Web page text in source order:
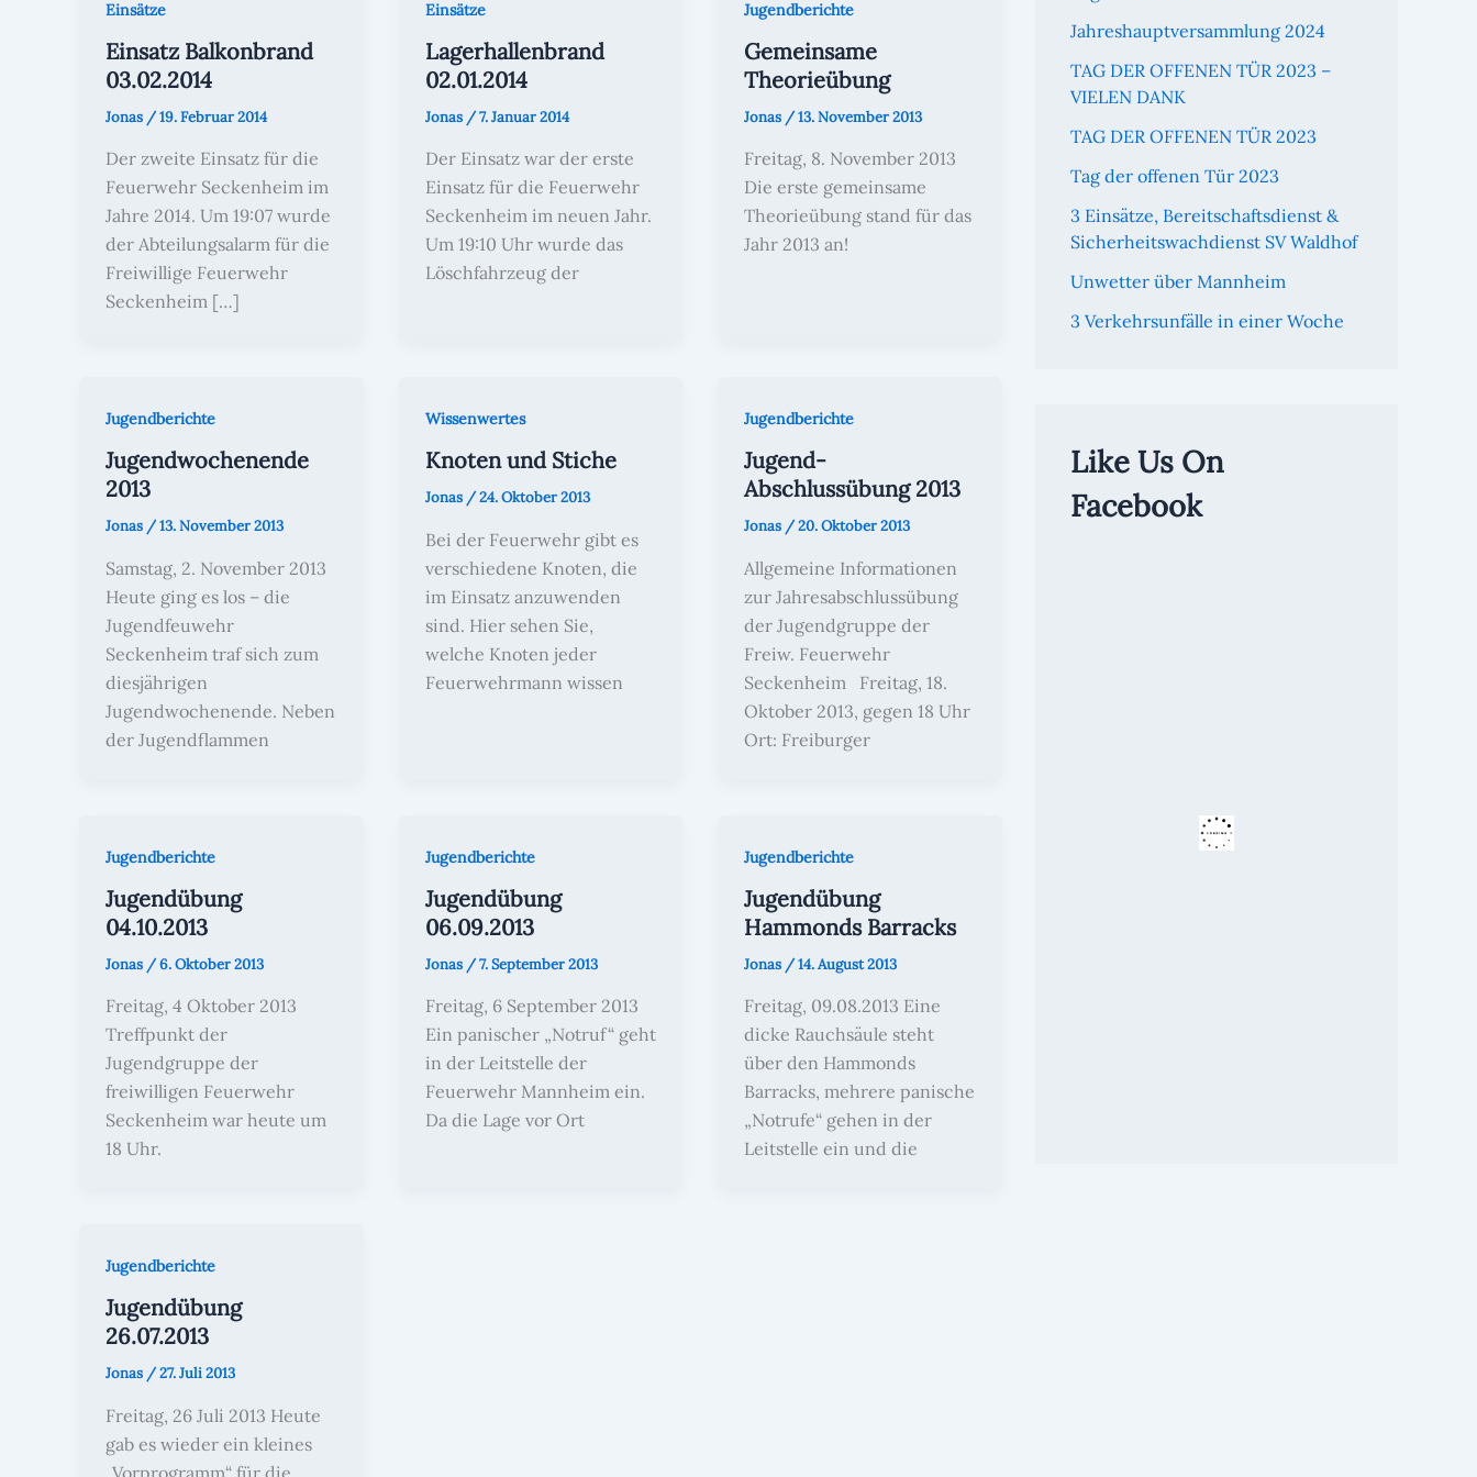
Einsätze
Einsatz Balkonbrand
03.02.2014
Jonas /19. Februar 2014
Der zweite Einsatz für die
Feuerwehr Seckenheim im
Jahre 2014. Um 19:07 wurde
der Abteilungsalarm für die
Freiwillige Feuerwehr
Seckenheim […]
Einsätze
Lagerhallenbrand
02.01.2014
Jonas /7. Januar 2014
Der Einsatz war der erste
Einsatz für die Feuerwehr
Seckenheim im neuen Jahr.
Um 19:10 Uhr wurde das
Löschfahrzeug der
Jugendberichte
Gemeinsame
Theorieübung
Jonas /13. November 2013
Freitag, 8. November 2013
Die erste gemeinsame
Theorieübung stand für das
Jahr 2013 an!
Jugendberichte
Jugendwochenende
2013
Jonas /13. November 2013
Samstag, 2. November 2013
Heute ging es los – die
Jugendfeuwehr
Seckenheim traf sich zum
diesjährigen
Jugendwochenende. Neben
der Jugendflammen
Wissenwertes
Knoten und Stiche
Jonas /24. Oktober 2013
Bei der Feuerwehr gibt es
verschiedene Knoten, die
im Einsatz anzuwenden
sind. Hier sehen Sie,
welche Knoten jeder
Feuerwehrmann wissen
Jugendberichte
Jugend-
Abschlussübung 2013
Jonas /20. Oktober 2013
Allgemeine Informationen
zur Jahresabschlussübung
der Jugendgruppe der
Freiw. Feuerwehr
Seckenheim Freitag, 18.
Oktober 2013, gegen 18 Uhr
Ort: Freiburger
Jugendberichte
Jugendübung
04.10.2013
Jonas /6. Oktober 2013
Freitag, 4 Oktober 2013
Treffpunkt der
Jugendgruppe der
freiwilligen Feuerwehr
Seckenheim war heute um
18 Uhr.
Jugendberichte
Jugendübung
06.09.2013
Jonas /7. September 2013
Freitag, 6 September 2013
Ein panischer „Notruf“ geht
in der Leitstelle der
Feuerwehr Mannheim ein.
Da die Lage vor Ort
Jugendberichte
Jugendübung
Hammonds Barracks
Jonas /14. August 2013
Freitag, 09.08.2013 Eine
dicke Rauchsäule steht
über den Hammonds
Barracks, mehrere panische
„Notrufe“ gehen in der
Leitstelle ein und die
Jugendberichte
Jugendübung
26.07.2013
Jonas /27. Juli 2013
Freitag, 26 Juli 2013 Heute
gab es wieder ein kleines
„Vorprogramm“ für die
Jahreshauptversammlung 2024
TAG DER OFFENEN TÜR 2023 –
VIELEN DANK
TAG DER OFFENEN TÜR 2023
Tag der offenen Tür 2023
3 Einsätze, Bereitschaftsdienst &
Sicherheitswachdienst SV Waldhof
Unwetter über Mannheim
3 Verkehrsunfälle in einer Woche
Like Us On
Facebook